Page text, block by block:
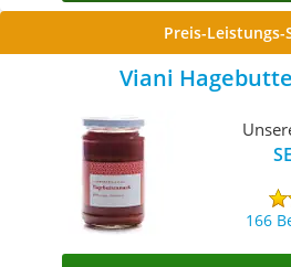
Preis-Leistungs-
Viani
166